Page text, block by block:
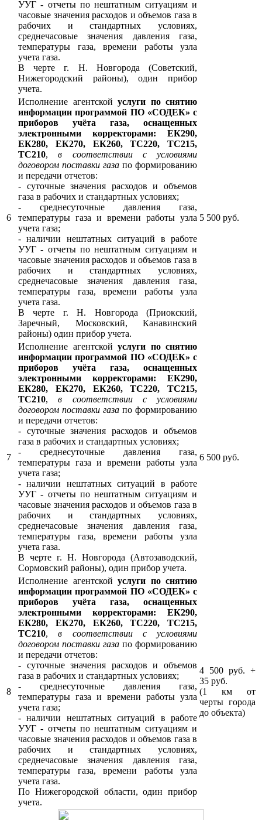
УУГ - отчеты по нештатным ситуациям и
часовые значения расходов и объемов газа в
рабочих и стандартных условиях,
среднечасовые значения давления газа,
температуры газа, времени работы узла
учета газа.
В черте г. Н. Новгорода (Советский,
Нижегородский районы), один прибор
учета.
6
Исполнение агентской услуги по снятию
информации программой ПО «СОДЕК» с
приборов учёта газа, оснащенных
электронными корректорами: ЕК290,
ЕК280, ЕК270, ЕК260, ТС220, ТС215,
ТС210,в соответствии с условиями
договором поставки газа по формированию
и передачи отчетов:
- суточные значения расходов и объемов
газа в рабочих и стандартных условиях;
- среднесуточные давления газа,
температуры газа и времени работы узла
учета газа;
- наличии нештатных ситуаций в работе
УУГ - отчеты по нештатным ситуациям и
часовые значения расходов и объемов газа в
рабочих и стандартных условиях,
среднечасовые значения давления газа,
температуры газа, времени работы узла
учета газа.
В черте г. Н. Новгорода (Приокский,
Заречный, Московский, Канавинский
районы) один прибор учета.
5 500 руб.
7
Исполнение агентской услуги по снятию
информации программой ПО «СОДЕК» с
приборов учёта газа, оснащенных
электронными корректорами: ЕК290,
ЕК280, ЕК270, ЕК260, ТС220, ТС215,
ТС210,в соответствии с условиями
договором поставки газа по формированию
и передачи отчетов:
- суточные значения расходов и объемов
газа в рабочих и стандартных условиях;
- среднесуточные давления газа,
температуры газа и времени работы узла
учета газа;
- наличии нештатных ситуаций в работе
УУГ - отчеты по нештатным ситуациям и
часовые значения расходов и объемов газа в
рабочих и стандартных условиях,
среднечасовые значения давления газа,
температуры газа, времени работы узла
учета газа.
В черте г. Н. Новгорода (Автозаводский,
Сормовский районы), один прибор учета.
6 500 руб.
8
Исполнение агентской услуги по снятию
информации программой ПО «СОДЕК» с
приборов учёта газа, оснащенных
электронными корректорами: ЕК290,
ЕК280, ЕК270, ЕК260, ТС220, ТС215,
ТС210,в соответствии с условиями
договором поставки газа по формированию
и передачи отчетов:
- суточные значения расходов и объемов
газа в рабочих и стандартных условиях;
- среднесуточные давления газа,
температуры газа и времени работы узла
учета газа;
- наличии нештатных ситуаций в работе
УУГ - отчеты по нештатным ситуациям и
часовые значения расходов и объемов газа в
рабочих и стандартных условиях,
среднечасовые значения давления газа,
температуры газа, времени работы узла
учета газа.
По Нижегородской области, один прибор
учета.
4 500 руб. +
35 руб.
(1 км от
черты города
до объекта)